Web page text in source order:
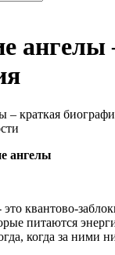
ангелы
ангелы
квантово-
питаются
когда за ними